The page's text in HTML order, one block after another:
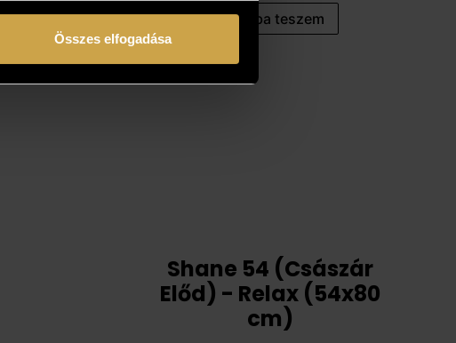
Összes elfogadása
Kosárba teszem
Shane 54 (Császár
Előd) - Relax (54x80
cm)